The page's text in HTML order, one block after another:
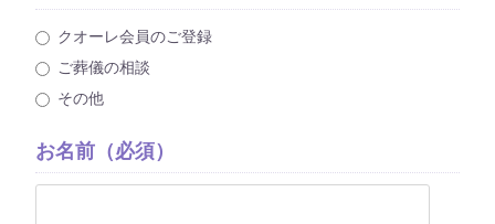
クオーレ会員のご登録
ご葬儀の相談
その他
お名前（必須）